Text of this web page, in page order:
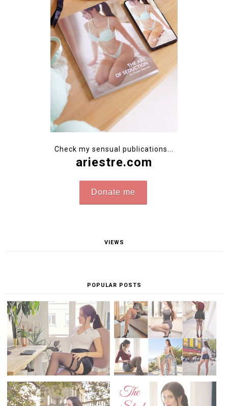
Check my sensual publications...
ariestre.com
Donate me
VIEWS
POPULAR POSTS